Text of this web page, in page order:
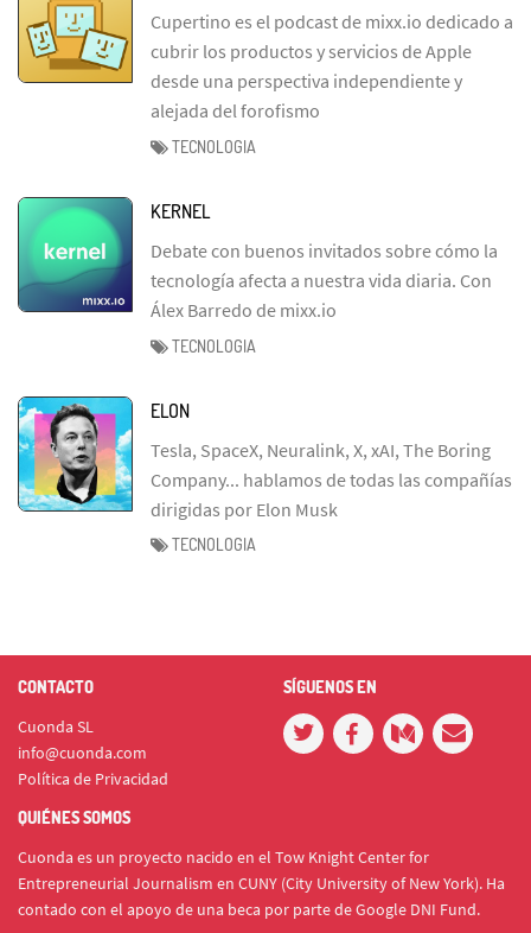
Cupertino es el podcast de mixx.io dedicado a
cubrir los productos y servicios de Apple
desde una perspectiva independiente y
alejada del forofismo
TECNOLOGIA
KERNEL
Debate con buenos invitados sobre cómo la
tecnología afecta a nuestra vida diaria. Con
Álex Barredo de mixx.io
TECNOLOGIA
ELON
Tesla, SpaceX, Neuralink, X, xAI, The Boring
Company... hablamos de todas las compañías
dirigidas por Elon Musk
TECNOLOGIA
CONTACTO
Cuonda SL
info@cuonda.com
Política de Privacidad
SÍGUENOS EN
QUIÉNES SOMOS
Cuonda es un proyecto nacido en el Tow Knight Center for
Entrepreneurial Journalism en CUNY (City University of New York). Ha
contado con el apoyo de una beca por parte de Google DNI Fund.